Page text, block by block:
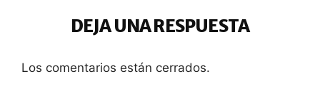
DEJA UNA RESPUESTA
Los comentarios están cerrados.